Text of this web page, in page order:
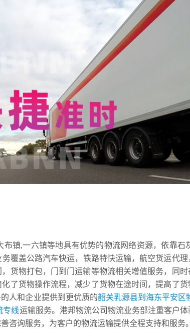
镇,一六镇等地具有优势的物流网络资源，依靠石
覆盖公路汽车快运，铁路特快运输，航空货运代理
货物打包，门到门运输等物流相关增值服务，同时
了货物操作流程，减少了货物在途时间，提高了货
人和企业提供到更优质的韶关乳源县到海东平安区
专线运输服务。港邦物流公司物流业务部注重客户体
咨询服务，为客户的物流运输提供全程支持和服务。